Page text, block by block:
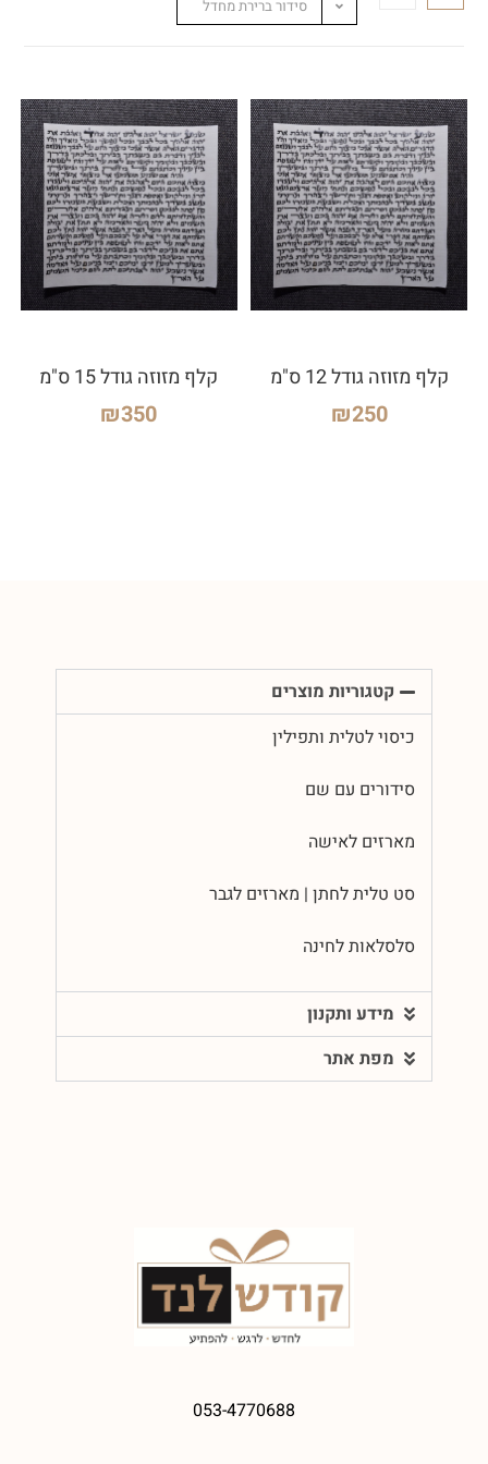
סידור ברירת מחדל
קלף מזוזה גודל 12 ס"מ
₪250
קלף מזוזה גודל 15 ס"מ
₪350
קטגוריות מוצרים
כיסוי לטלית ותפילין
סידורים עם שם
מארזים לאישה
סט טלית לחתן | מארזים לגבר
סלסלאות לחינה
מידע ותקנון
מפת אתר
053-4770688